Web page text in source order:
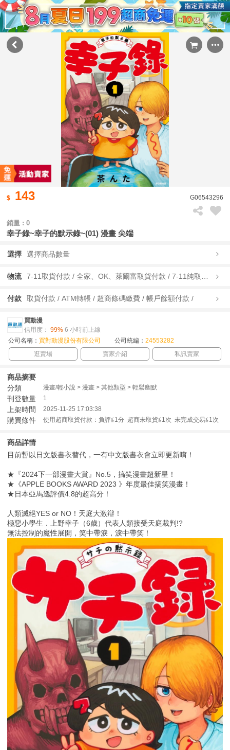
143 G06543296
銷量 : 0
幸子錄~幸子的默示錄~(01) 漫畫 尖端
選擇 選擇商品數量
物流
付款 取貨付款 / ATM轉帳 / 超商條碼繳費 / 帳戶餘額付款 /
買動漫
信用度： 99% 6 小時前上線
公司名稱： 買對動漫股份有限公司 公司統編： 24553282
逛賣場
賣家介紹 私訊賣家
商品摘要
分類
漫畫/輕小說 > 漫畫 > 其他類型 > 輕鬆幽默
刊登數量 1
上架時間 2025-11-25 17:03:38
購買條件 使用超商取貨付款：負評≦1分 超商未取貨≦1次 未完成交易≦1次
商品詳情
目前暫以日文版書衣替代，一有中文版書衣會立即更新唷！
★『2024下一部漫畫大賞』No.5，搞笑漫畫超新星！
★《APPLE BOOKS AWARD 2023 》年度最佳搞笑漫畫！
★日本亞馬遜評價4.8的超高分！
人類滅絕YES or NO！天庭大激辯！
極惡小學生．上野幸子（6歲）代表人類接受天庭裁判!?
無法控制的魔性展開，笑中帶淚，淚中帶笑！